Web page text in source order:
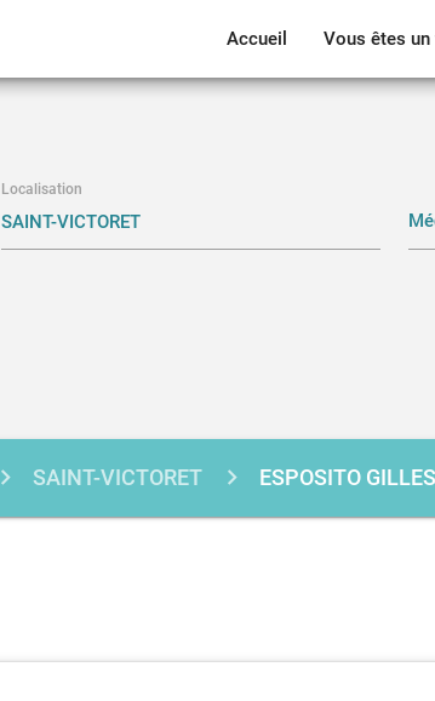
Accueil Vous êtes
Localisation
SAINT-VICTORET ESPOSITO GILLES